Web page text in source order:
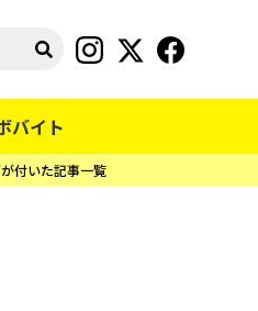
バイト
が付いた記事一覧